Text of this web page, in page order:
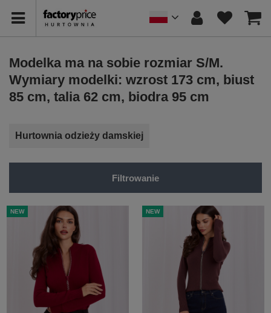
Modelka ma na sobie rozmiar S/M.
Wymiary modelki: wzrost 173 cm, biust
85 cm, talia 62 cm, biodra 95 cm
Hurtownia odzieży damskiej
Filtrowanie
NEW NEW